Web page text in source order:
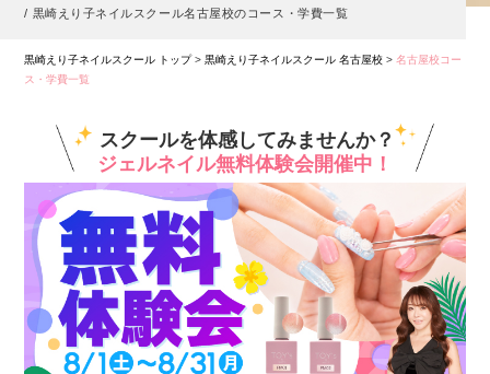
/ 黒崎えり子ネイルスクール名古屋校のコース・学費一覧
黒崎えり子ネイルスクール トップ>黒崎えり子ネイルスクール 名古屋校 >名古屋校コー
ス・学費一覧
スクールを体感してみませんか？
ジェルネイル無料体験会開催中！